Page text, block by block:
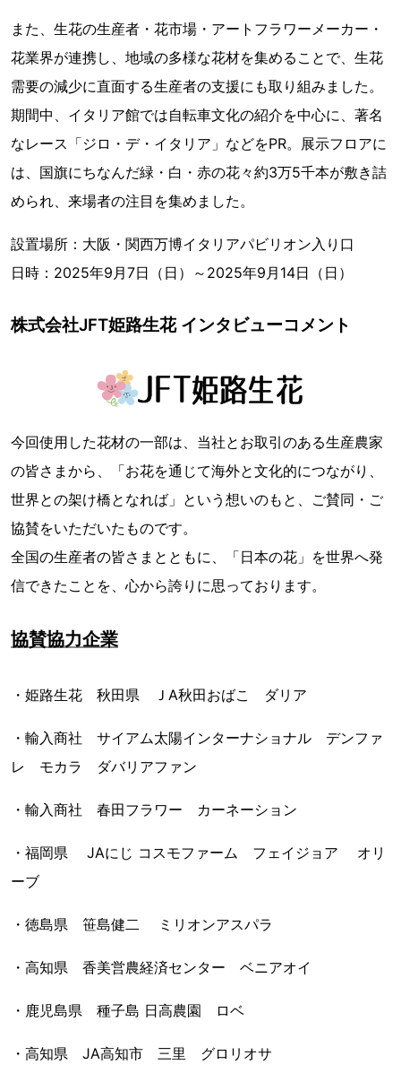
また、生花の生産者・花市場・アートフラワーメーカー・
花業界が連携し、地域の多様な花材を集めることで、生花
需要の減少に直面する生産者の支援にも取り組みました。
期間中、イタリア館では自転車文化の紹介を中心に、著名
なレース「ジロ・デ・イタリア」などをPR。展示フロアに
は、国旗にちなんだ緑・白・赤の花々約3万5千本が敷き詰
められ、来場者の注目を集めました。
設置場所：大阪・関西万博イタリアパビリオン入り口
日時：2025年9月7日（日）～2025年9月14日（日）
株式会社JFT姫路生花 インタビューコメント
今回使用した花材の一部は、当社とお取引のある生産農家
の皆さまから、「お花を通じて海外と文化的につながり、
世界との架け橋となれば」という想いのもと、ご賛同・ご
協賛をいただいたものです。
全国の生産者の皆さまとともに、「日本の花」を世界へ発
信できたことを、心から誇りに思っております。
協賛協力企業
・姫路生花 秋田県 ＪA秋田おばこ ダリア
・輸入商社 サイアム太陽インターナショナル デンファ
レ モカラ ダバリアファン
・輸入商社 春田フラワー カーネーション
・福岡県 JAにじ コスモファーム フェイジョア オリ
ーブ
・徳島県 笹島健二 ミリオンアスパラ
・高知県 香美営農経済センター ベニアオイ
・鹿児島県 種子島 日高農園 ロベ
・高知県 JA高知市 三里 グロリオサ